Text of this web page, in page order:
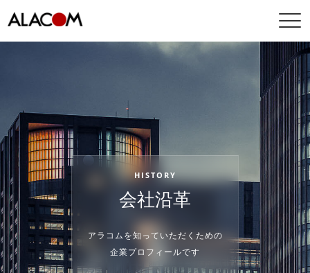
HI STO RY
会社沿革
ア ラ コ ム を知 っ て いただ く ための
企業プロ フ ィ ー ルです